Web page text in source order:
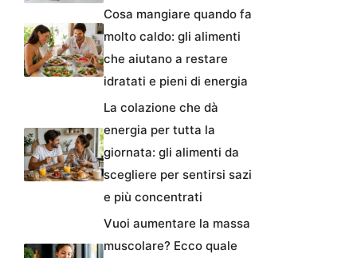
Cosa mangiare quando fa
molto caldo: gli alimenti
che aiutano a restare
idratati e pieni di energia
La colazione che dà
energia per tutta la
giornata: gli alimenti da
scegliere per sentirsi sazi
e più concentrati
Vuoi aumentare la massa
muscolare? Ecco quale